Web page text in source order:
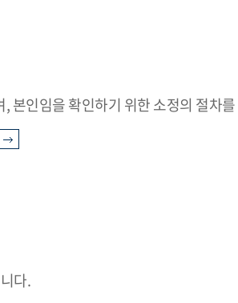
인임을 확인하기 위한 소정의 절차
다.